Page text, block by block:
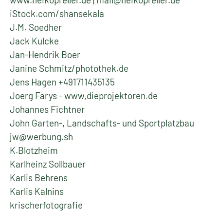
iStock.com/shansekala
J.M. Soedher
Jack Kulcke
Jan-Hendrik Boer
Janine Schmitz/photothek.de
Jens Hagen +491711435135
Joerg Farys - www,dieprojektoren.de
Johannes Fichtner
John Garten-, Landschafts- und Sportplatzbau
jw@werbung.sh
K.Blotzheim
Karlheinz Sollbauer
Karlis Behrens
Karlis Kalnins
krischerfotografie